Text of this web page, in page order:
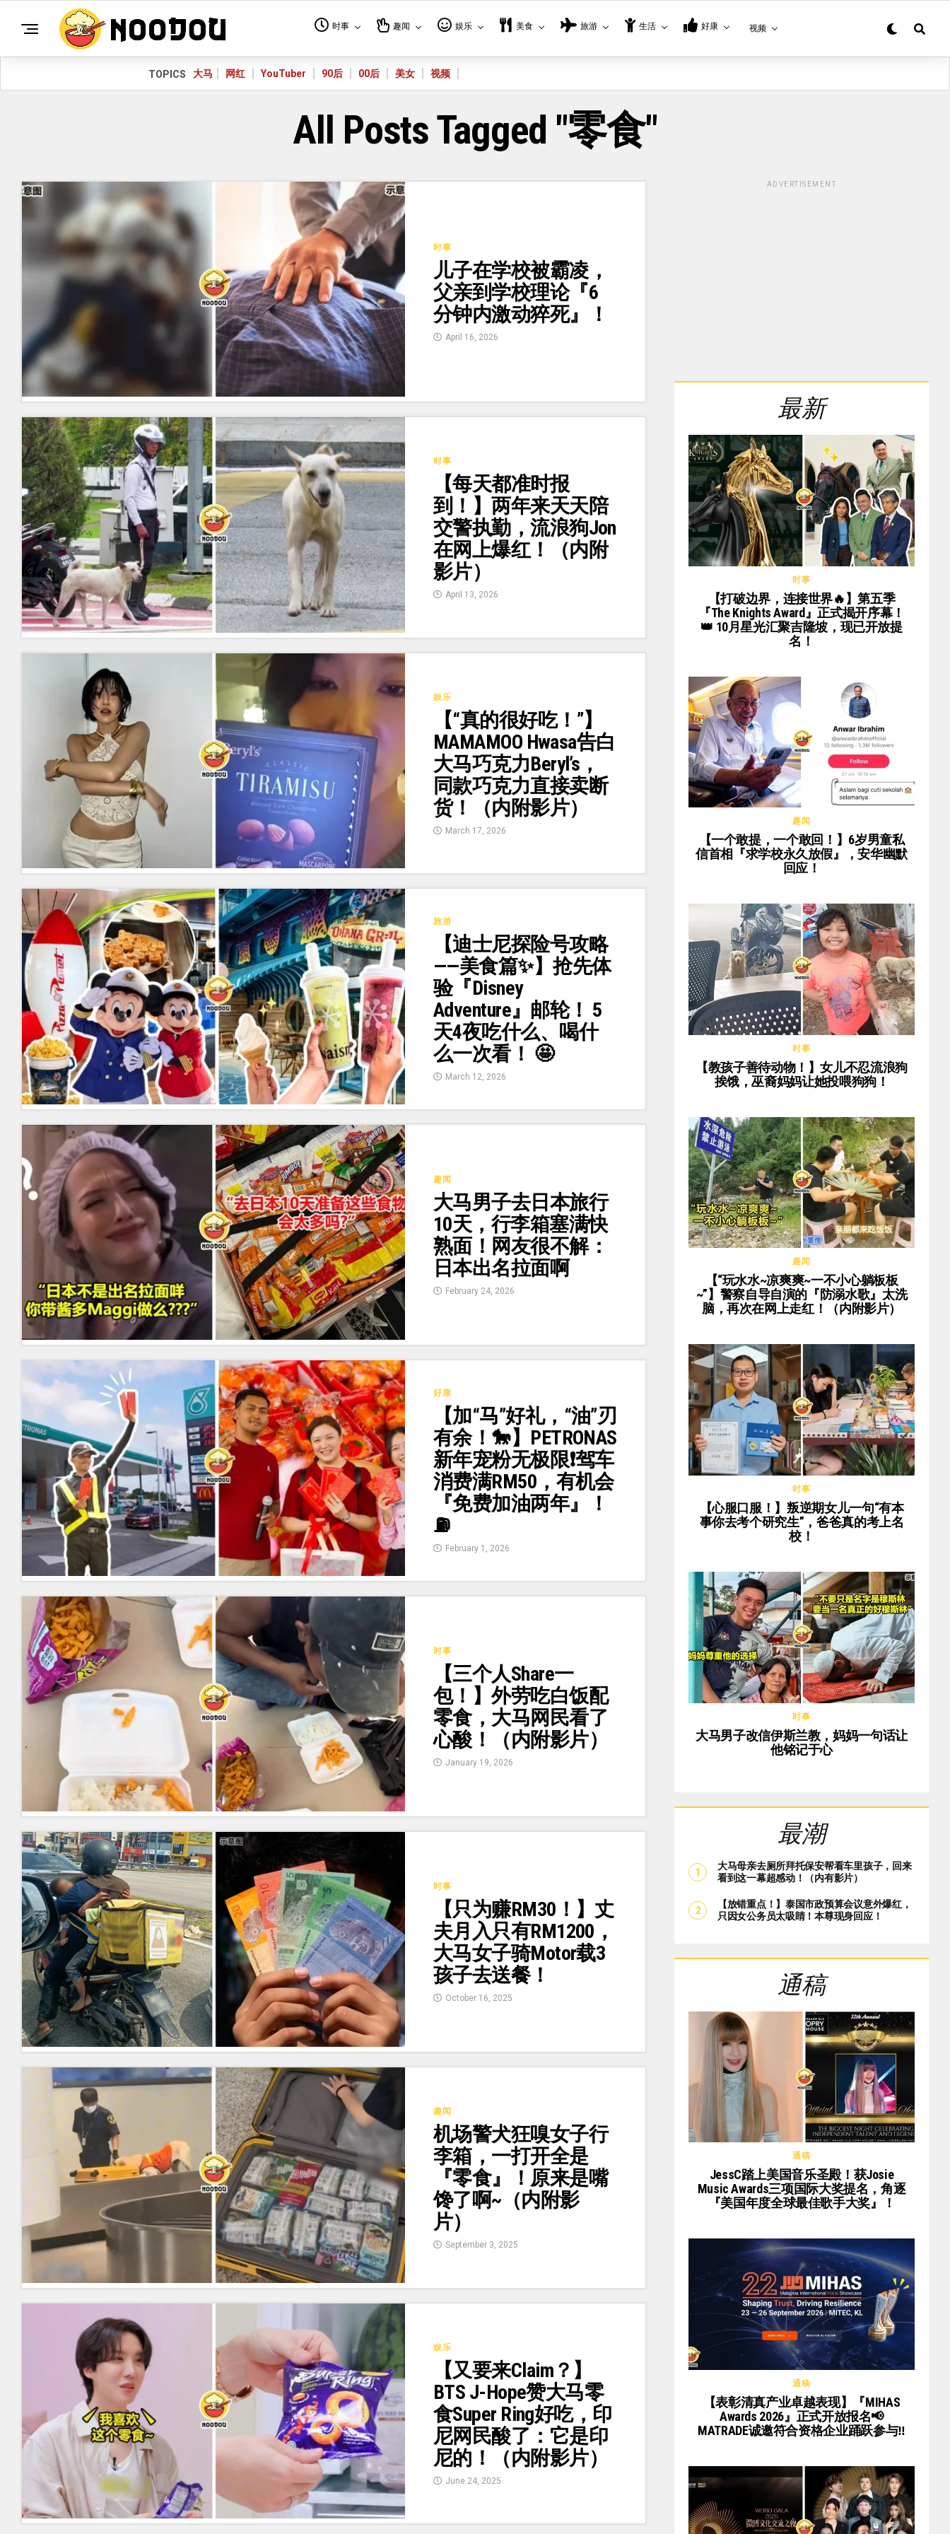
时事 趣闻 娱乐 美食 旅游 生活 好康 视频
TOPICS 大马 网红 YouTuber 90后 00后 美女 视频
All Posts Tagged "零食"
时事
儿子在学校被霸凌，
父亲到学校理论『6
分钟内激动猝死』！
April 16, 2026
时事
【每天都准时报
到！】两年来天天陪
交警执勤，流浪狗Jon
在网上爆红！（内附
影片）
April 13, 2026
娱乐
【“真的很好吃！”】
MAMAMOO Hwasa告白
大马巧克力Beryl’s，
同款巧克力直接卖断
货！（内附影片）
March 17, 2026
旅游
【迪士尼探险号攻略
——美食篇✨】抢先体
验『Disney
Adventure』邮轮！ 5
天4夜吃什么、喝什
么一次看！ 🤩
March 12, 2026
趣闻
大马男子去日本旅行
10天，行李箱塞满快
熟面！网友很不解：
日本出名拉面啊
February 24, 2026
好康
【加“马”好礼，“油”刃
有余！🐎】PETRONAS
新年宠粉无极限❗驾车
消费满RM50，有机会
『免费加油两年』！
⛽
February 1, 2026
时事
【三个人Share一
包！】外劳吃白饭配
零食，大马网民看了
心酸！（内附影片）
January 19, 2026
时事
【只为赚RM30！】丈
夫月入只有RM1200，
大马女子骑Motor载3
孩子去送餐！
October 16, 2025
趣闻
机场警犬狂嗅女子行
李箱，一打开全是
『零食』！原来是嘴
馋了啊~（内附影
片）
September 3, 2025
娱乐
【又要来Claim？】
BTS J-Hope赞大马零
食Super Ring好吃，印
尼网民酸了：它是印
尼的！（内附影片）
June 24, 2025
ADVERTISEMENT
最新
时事
【打破边界，连接世界🔥】第五季
『The Knights Award』正式揭开序幕！
👑 10月星光汇聚吉隆坡，现已开放提
名！
趣闻
【一个敢提，一个敢回！】6岁男童私
信首相『求学校永久放假』，安华幽默
回应！
时事
【教孩子善待动物！】女儿不忍流浪狗
挨饿，巫裔妈妈让她投喂狗狗！
趣闻
【“玩水水~凉爽爽~一不小心躺板板
~”】警察自导自演的『防溺水歌』太洗
脑，再次在网上走红！（内附影片）
时事
【心服口服！】叛逆期女儿一句“有本
事你去考个研究生”，爸爸真的考上名
校！
时事
大马男子改信伊斯兰教，妈妈一句话让
他铭记于心
最潮
大马母亲去厕所拜托保安帮看车里孩子，回来
看到这一幕超感动！（内有影片）
【放错重点！】泰国市政预算会议意外爆红，
只因女公务员太吸睛！本尊现身回应！
通稿
通稿
JessC踏上美国音乐圣殿！获Josie
Music Awards三项国际大奖提名，角逐
『美国年度全球最佳歌手大奖』！
通稿
【表彰清真产业卓越表现】『MIHAS
Awards 2026』正式开放报名📢
MATRADE诚邀符合资格企业踊跃参与‼️